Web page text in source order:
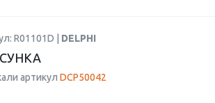
R01101D | DELPHI
артикул DCP50042